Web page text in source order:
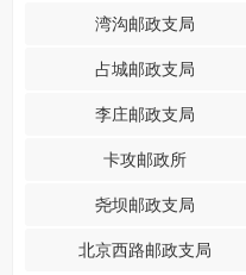
湾沟邮政支局
占城邮政支局
李庄邮政支局
卡攻邮政所
尧坝邮政支局
北京西路邮政支局